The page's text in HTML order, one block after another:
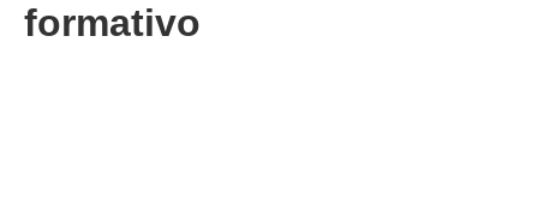
formativo